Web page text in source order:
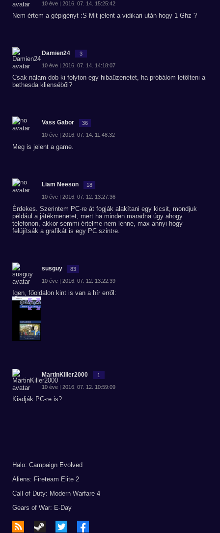
10 éve | 2016. 07. 14. 15:25:42
Nem értem a gépigényt :S Mit jelent a vidikari után hogy 1 Ghz ?
Damien24 3
10 éve | 2016. 07. 14. 14:18:07
Csak nálam dob ki folyton egy hibaüzenetet, ha próbálom letölteni a
bethesda klienséből?
Vass Gabor 36
10 éve | 2016. 07. 14. 11:48:32
Meg is jelent a game.
Liam Neeson 18
10 éve | 2016. 07. 12. 13:27:36
Érdekes. Szerintem PC-re át fogják alakítani egy kicsit, mondjuk
például a játékmenetet, mert ha minden maradna úgy ahogy
telefonon, akkor semmi értelme nem lenne, max annyi hogy
felújítsák a grafikát is egy PC szintre.
susguy 83
10 éve | 2016. 07. 12. 13:22:39
Igen, főoldalon kint is van a hír erről:
MartinKiller2000 1
10 éve | 2016. 07. 12. 10:59:09
Kiadják PC-re is?
Halo: Campaign Evolved
Aliens: Fireteam Elite 2
Call of Duty: Modern Warfare 4
Gears of War: E-Day